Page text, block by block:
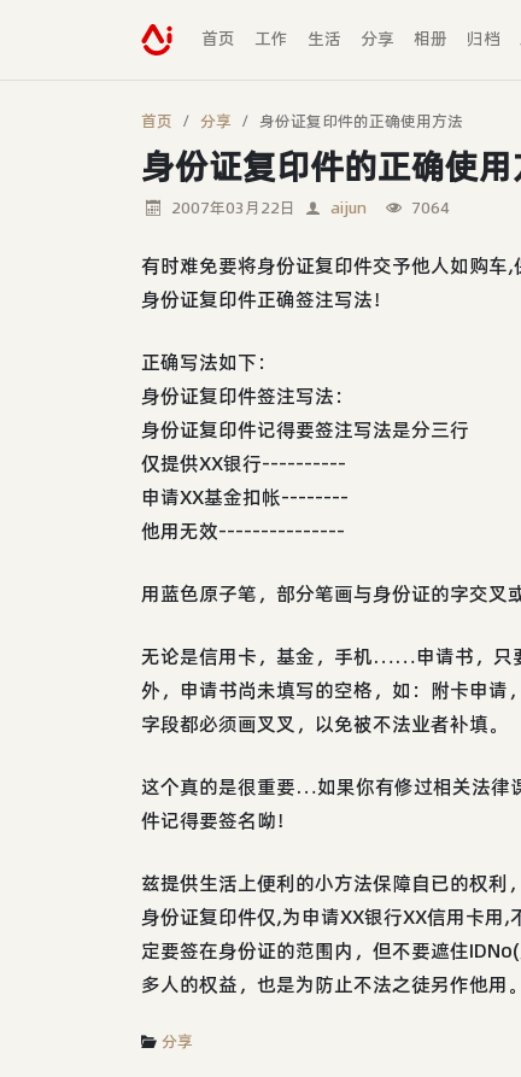
首页 工作 生活 分享 相册 归档
首页 分享 身份证复印件的正确使用方法
身份证复印件的正确使
2007年03月22日 aijun 7064
有时难免要将身份证复印件交予他人如购
身份证复印件正确签注写法！
正确写法如下：
身份证复印件签注写法：
身份证复印件记得要签注写法是分三行
仅提供XX银行----------
申请XX基金扣帐--------
他用无效---------------
用蓝色原子笔，部分笔画与身份证的字交叉
无论是信用卡，基金，手机……申请书，只
外，申请书尚未填写的空格，如：附卡申请
字段都必须画叉叉，以免被不法业者补填。
这个真的是很重要…如果你有修过相关法
件记得要签名呦！
兹提供生活上便利的小方法保障自已的权利
身份证复印件仅,为申请XX银行XX信用卡用
定要签在身份证的范围内，但不要遮住
多人的权益，也是为防止不法之徒另作他用。
分享